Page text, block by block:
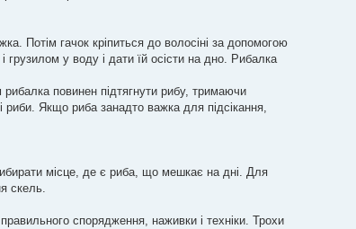
Потім гачок кріпиться до волосіні за допомогою
у воду і дати їй осісти на дно. Рибалка
повинен підтягнути рибу, тримаючи
риби. Якщо риба занадто важка для підсікання,
місце, де є риба, що мешкає на дні. Для
скель.
спорядження, наживки і техніки. Трохи